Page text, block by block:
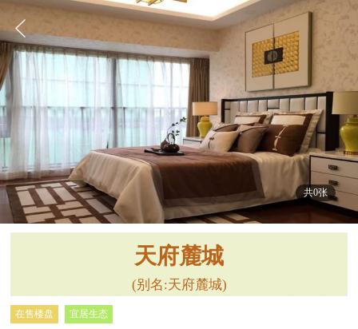
共0张
天府麓城
(别名:天府麓城)
在售楼盘 宜居生态